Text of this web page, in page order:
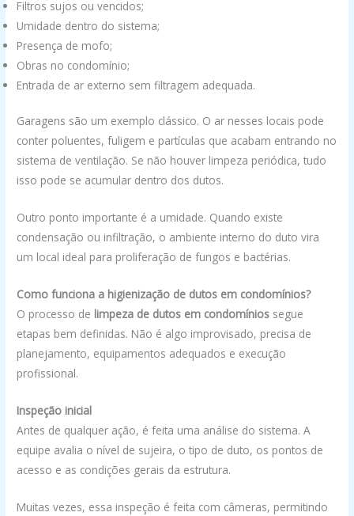
Filtros sujos ou vencidos;
Umidade dentro do sistema;
Presença de mofo;
Obras no condomínio;
Entrada de ar externo sem filtragem adequada.
Garagens são um exemplo clássico. O ar nesses locais pode
conter poluentes, fuligem e partículas que acabam entrando no
sistema de ventilação. Se não houver limpeza periódica, tudo
isso pode se acumular dentro dos dutos.
Outro ponto importante é a umidade. Quando existe
condensação ou infiltração, o ambiente interno do duto vira
um local ideal para proliferação de fungos e bactérias.
Como funciona a higienização de dutos em condomínios?
O processo de limpeza de dutos em condomínios segue
etapas bem definidas. Não é algo improvisado, precisa de
planejamento, equipamentos adequados e execução
profissional.
Inspeção inicial
Antes de qualquer ação, é feita uma análise do sistema. A
equipe avalia o nível de sujeira, o tipo de duto, os pontos de
acesso e as condições gerais da estrutura.
Muitas vezes, essa inspeção é feita com câmeras, permitindo